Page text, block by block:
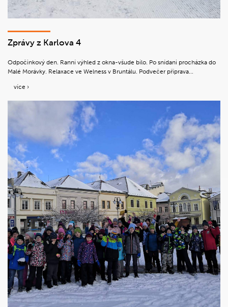
Zprávy z Karlova 4
Odpočinkový den. Ranní výhled z okna-všude bílo. Po snídani procházka do
Malé Morávky. Relaxace ve Welness v Bruntálu. Podvečer příprava...
více ›